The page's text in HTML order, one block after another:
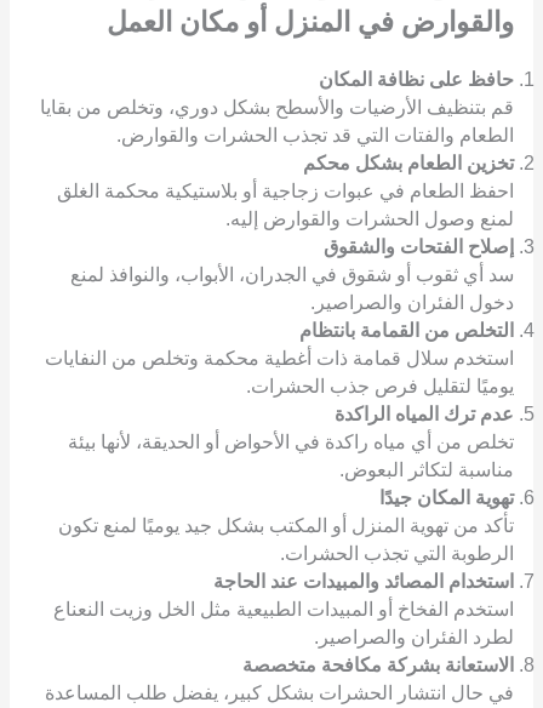
والقوارض في المنزل أو مكان العمل
حافظ على نظافة المكان
قم بتنظيف الأرضيات والأسطح بشكل دوري، وتخلص من بقايا
الطعام والفتات التي قد تجذب الحشرات والقوارض.
تخزين الطعام بشكل محكم
احفظ الطعام في عبوات زجاجية أو بلاستيكية محكمة الغلق
لمنع وصول الحشرات والقوارض إليه.
إصلاح الفتحات والشقوق
سد أي ثقوب أو شقوق في الجدران، الأبواب، والنوافذ لمنع
دخول الفئران والصراصير.
التخلص من القمامة بانتظام
استخدم سلال قمامة ذات أغطية محكمة وتخلص من النفايات
يوميًا لتقليل فرص جذب الحشرات.
عدم ترك المياه الراكدة
تخلص من أي مياه راكدة في الأحواض أو الحديقة، لأنها بيئة
مناسبة لتكاثر البعوض.
تهوية المكان جيدًا
تأكد من تهوية المنزل أو المكتب بشكل جيد يوميًا لمنع تكون
الرطوبة التي تجذب الحشرات.
استخدام المصائد والمبيدات عند الحاجة
استخدم الفخاخ أو المبيدات الطبيعية مثل الخل وزيت النعناع
لطرد الفئران والصراصير.
الاستعانة بشركة مكافحة متخصصة
في حال انتشار الحشرات بشكل كبير، يفضل طلب المساعدة